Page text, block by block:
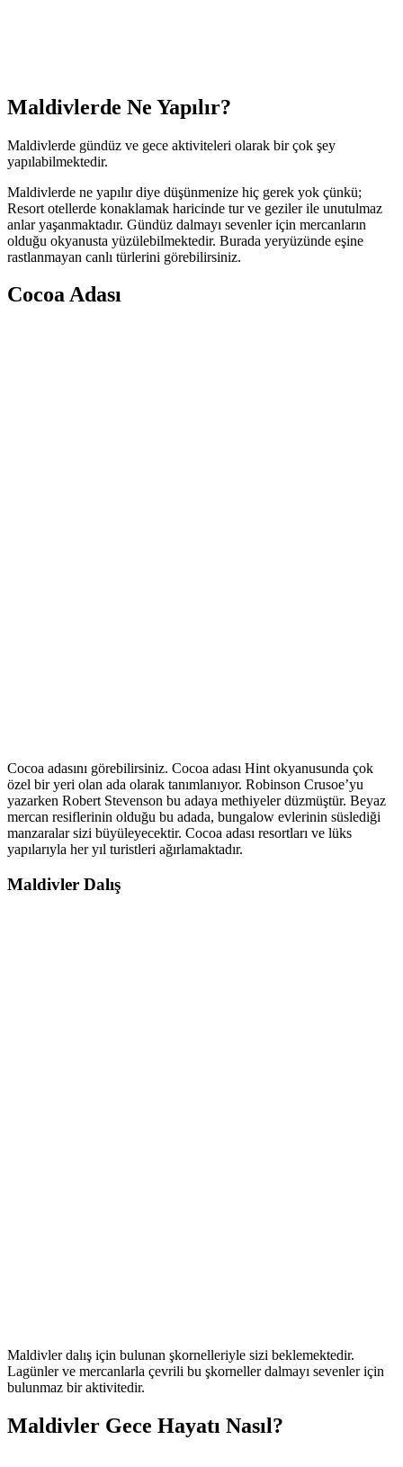
Maldivlerde Ne Yapılır?
Maldivlerde gündüz ve gece aktiviteleri olarak bir çok şey
yapılabilmektedir.
Maldivlerde ne yapılır diye düşünmenize hiç gerek yok çünkü;
Resort otellerde konaklamak haricinde tur ve geziler ile unutulmaz
anlar yaşanmaktadır. Gündüz dalmayı sevenler için mercanların
olduğu okyanusta yüzülebilmektedir. Burada yeryüzünde eşine
rastlanmayan canlı türlerini görebilirsiniz.
Cocoa Adası
Cocoa adasını görebilirsiniz. Cocoa adası Hint okyanusunda çok
özel bir yeri olan ada olarak tanımlanıyor. Robinson Crusoe’yu
yazarken Robert Stevenson bu adaya methiyeler düzmüştür. Beyaz
mercan resiflerinin olduğu bu adada, bungalow evlerinin süslediği
manzaralar sizi büyüleyecektir. Cocoa adası resortları ve lüks
yapılarıyla her yıl turistleri ağırlamaktadır.
Maldivler Dalış
Maldivler dalış için bulunan şkornelleriyle sizi beklemektedir.
Lagünler ve mercanlarla çevrili bu şkorneller dalmayı sevenler için
bulunmaz bir aktivitedir.
Maldivler Gece Hayatı Nasıl?